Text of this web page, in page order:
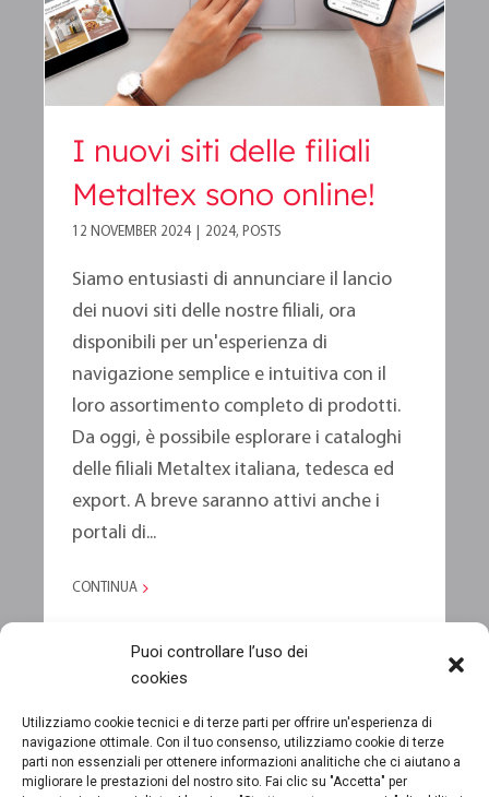
Puoi controllare l’uso dei
cookies
Utilizziamo cookie tecnici e di terze parti per offrire un'esperienza di
navigazione ottimale. Con il tuo consenso, utilizziamo cookie di terze
parti non essenziali per ottenere informazioni analitiche che ci aiutano a
migliorare le prestazioni del nostro sito. Fai clic su "Accetta" per
I nuovi siti delle filiali
Metaltex sono online!
12 NOVEMBER 2024 2024, POSTS
Siamo entusiasti di annunciare il lancio
dei nuovi siti delle nostre filiali, ora
disponibili per un'esperienza di
navigazione semplice e intuitiva con il
loro assortimento completo di prodotti.
Da oggi, è possibile esplorare i cataloghi
delle filiali Metaltex italiana, tedesca ed
export. A breve saranno attivi anche i
portali di...
CONTINUA
CARICA ALTRI POST